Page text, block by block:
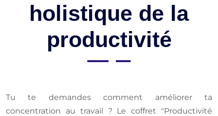
holistique de la
productivité
Tu te demandes comment améliorer ta
concentration au travail ? Le coffret "Productivité